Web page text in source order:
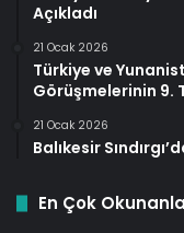
Açıkladı
21 Ocak 2026
Türkiye ve
Görüşmelerinin 9.
21 Ocak 2026
Balıkesir
En Çok